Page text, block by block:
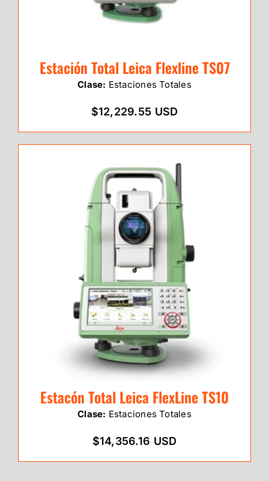
Estación Total Leica Flexline TS07
Clase: Estaciones Totales
$12,229.55 USD
Estacón Total Leica FlexLine TS10
Clase: Estaciones Totales
$14,356.16 USD